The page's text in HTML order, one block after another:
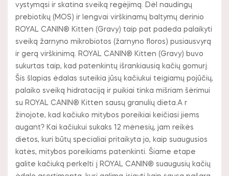
vystymąsi ir skatina sveiką regėjimą. Dėl naudingų
prebiotikų (MOS) ir lengvai virškinamų baltymų derinio
ROYAL CANIN® Kitten (Gravy) taip pat padeda palaikyti
sveiką žarnyno mikrobiotos (žarnyno floros) pusiausvyrą
ir gerą virškinimą. ROYAL CANIN® Kitten (Gravy) buvo
sukurtas taip, kad patenkintų išrankiausią kačių gomurį.
Šis šlapias ėdalas suteikia jūsų kačiukui teigiamų pojūčių,
palaiko sveiką hidrataciją ir puikiai tinka mišriam šėrimui
su ROYAL CANIN® Kitten sausų granulių dieta.A r
žinojote, kad kačiuko mitybos poreikiai keičiasi jiems
augant? Kai kačiukui sukaks 12 mėnesių, jam reikės
dietos, kuri būtų specialiai pritaikyta jo, kaip suaugusios
katės, mitybos poreikiams patenkinti. Šiame etape
galite kačiuką perkelti į ROYAL CANIN® suaugusių kačių